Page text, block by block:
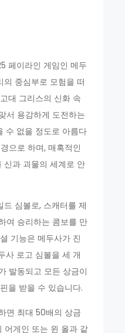
페이라인 게임인 메두
중심부로 모험을 떠
대 그리스의 신화 속
서 용감하게 도전하는
수 없을 정도로 아름다
으로 하며, 매혹적인
신과 괴물의 세계로 안
심볼로, 스캐터를 제
여 승리하는 콤보를 만
기능은 메두사가 진
사 로고 심볼을 세 개
발동되고 모든 상금이
을 받을 수 있습니다.
면 최대 50배의 상금
어게인 또는 윈 올과 같